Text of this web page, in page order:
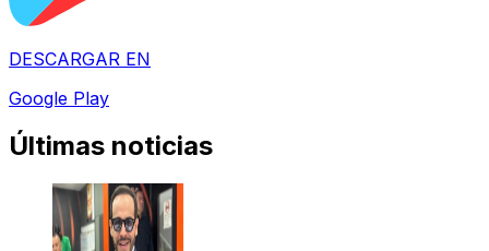
DESCARGAR EN
Google Play
Últimas noticias